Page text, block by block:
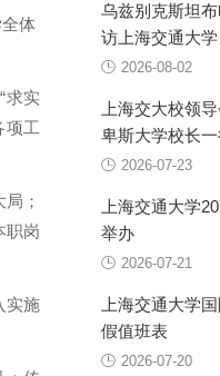
体
求实
项工
；
职岗
实施
乌兹别克斯坦
访上海交通大学
2026-08-02
上海交大校领
卑斯大学校长
2026-07-23
上海交通大学
举办
2026-07-21
上海交通大学
假值班表
2026-07-20